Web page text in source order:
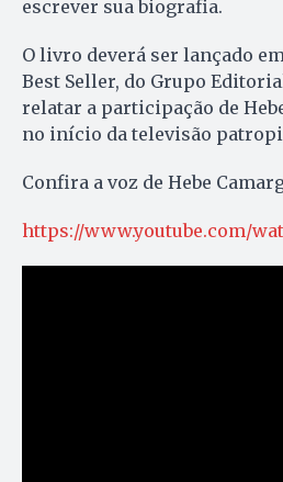
escrever sua biografia.
O livro deverá ser lançado
Best Seller, do Grupo
relatar a participação de
no início da televisão
Confira a voz de Hebe
https://www.youtube.com/